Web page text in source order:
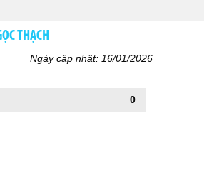
THẠCH
Ngày cập nhật: 16/01/2026
0